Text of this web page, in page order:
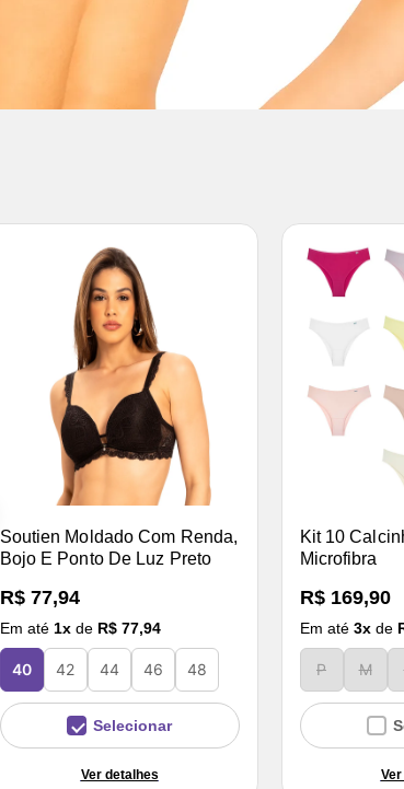
Soutien Moldado Com Renda,
Bojo E Ponto De Luz Preto
R$ 77,94
Em até 1x de R$ 77,94
40 42 44 46 48
Selecionar
Ver detalhes
Kit 10
Microfibra
R$ 169,90
Em até 3x de
P M